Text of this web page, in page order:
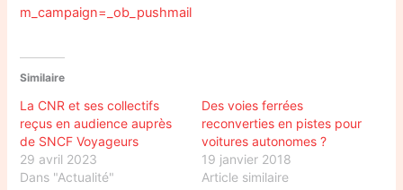
m_campaign=_ob_pushmail
Similaire
La CNR et ses collectifs
reçus en audience auprès
de SNCF Voyageurs
29 avril 2023
Dans "Actualité"
Des voies ferrées
reconverties en pistes pour
voitures autonomes ?
19 janvier 2018
Article similaire